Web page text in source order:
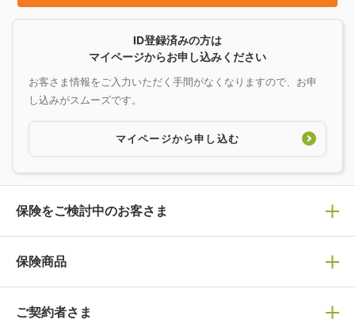
ID登録済みの方は
マイページからお申し込みください
お客さま情報をご入力いただく手間がなくなりますので、お申
し込みがスムーズです。
マイページから申し込む
保険をご検討中のお客さま
保険の選び方
保険選びで迷っている方はチェック！
保険商品
保険商品一覧
ご契約者さま